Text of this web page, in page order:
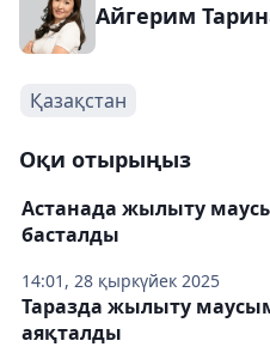
Айгерим
Қазақстан
Оқи отырыңыз
14:01, 28 қыркүйек 2025
Астанада жылыту
басталды
Таразда жылыту
аяқталды